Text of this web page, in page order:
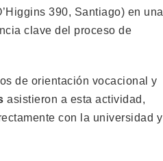
390, Santiago) en una
clave del proceso de
de orientación vocacional y
asistieron a esta actividad,
con la universidad y